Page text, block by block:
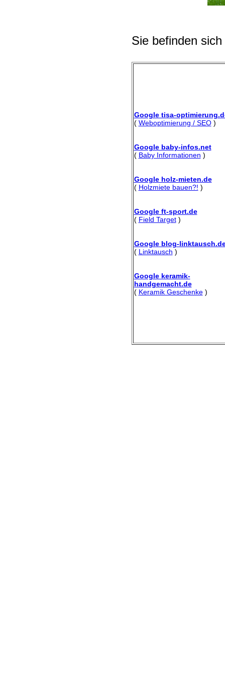
Sie befinden
Google tisa-
( Weboptimierung / SEO)
Google baby-infos.net
( Baby Informationen )
Google holz-mieten.de
( Holzmiete bauen?! )
Google ft-sport.de
( Field Target)
Google blog-
( Linktausch )
Google keramik-
handgemacht.de
( Keramik Geschenke)